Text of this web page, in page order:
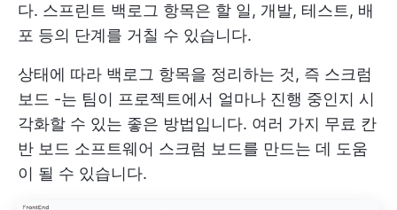
다. 스프린트 백로그 항목은 할 일, 개발, 테스트, 배
포 등의 단계를 거칠 수 있습니다.
상태에 따라 백로그 항목을 정리하는 것, 즉 스크럼
보드 -는 팀이 프로젝트에서 얼마나 진행 중인지 시
각화할 수 있는 좋은 방법입니다. 여러 가지 무료 칸
반 보드 소프트웨어 스크럼 보드를 만드는 데 도움
이 될 수 있습니다.